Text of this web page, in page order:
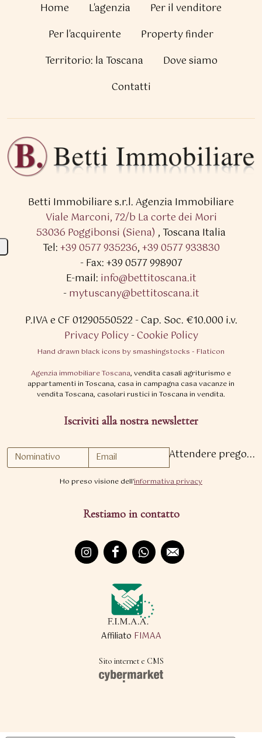
Home L'agenzia
Per il venditore
Per l'acquirente
Property finder
Territorio: la Toscana
Dove siamo
Contatti
Betti Immobiliare s.r.l.Agenzia Immobiliare
Viale Marconi, 72/b La corte dei Mori
53036 Poggibonsi (Siena) ,Toscana Italia
Tel:+39 0577 935236,+39 0577 933830
- Fax: +39 0577 998907
E-mail: info@bettitoscana.it
-mytuscany@bettitoscana.it
P.IVA e CF 01290550522 - Cap. Soc. €10.000 i.v.
Privacy Policy -Cookie Policy
Hand drawn black icons by smashingstocks - Flaticon
Agenzia immobiliare Toscana, vendita casali agriturismo e
appartamenti in Toscana, casa in campagna casa vacanze in
vendita Toscana, casolari rustici in Toscana in vendita.
Iscriviti alla nostra newsletter
Attendere prego...
Ho preso visione dell'informativa privacy
Restiamo in contatto
Affiliato FIMAA
Sito internet e CMS